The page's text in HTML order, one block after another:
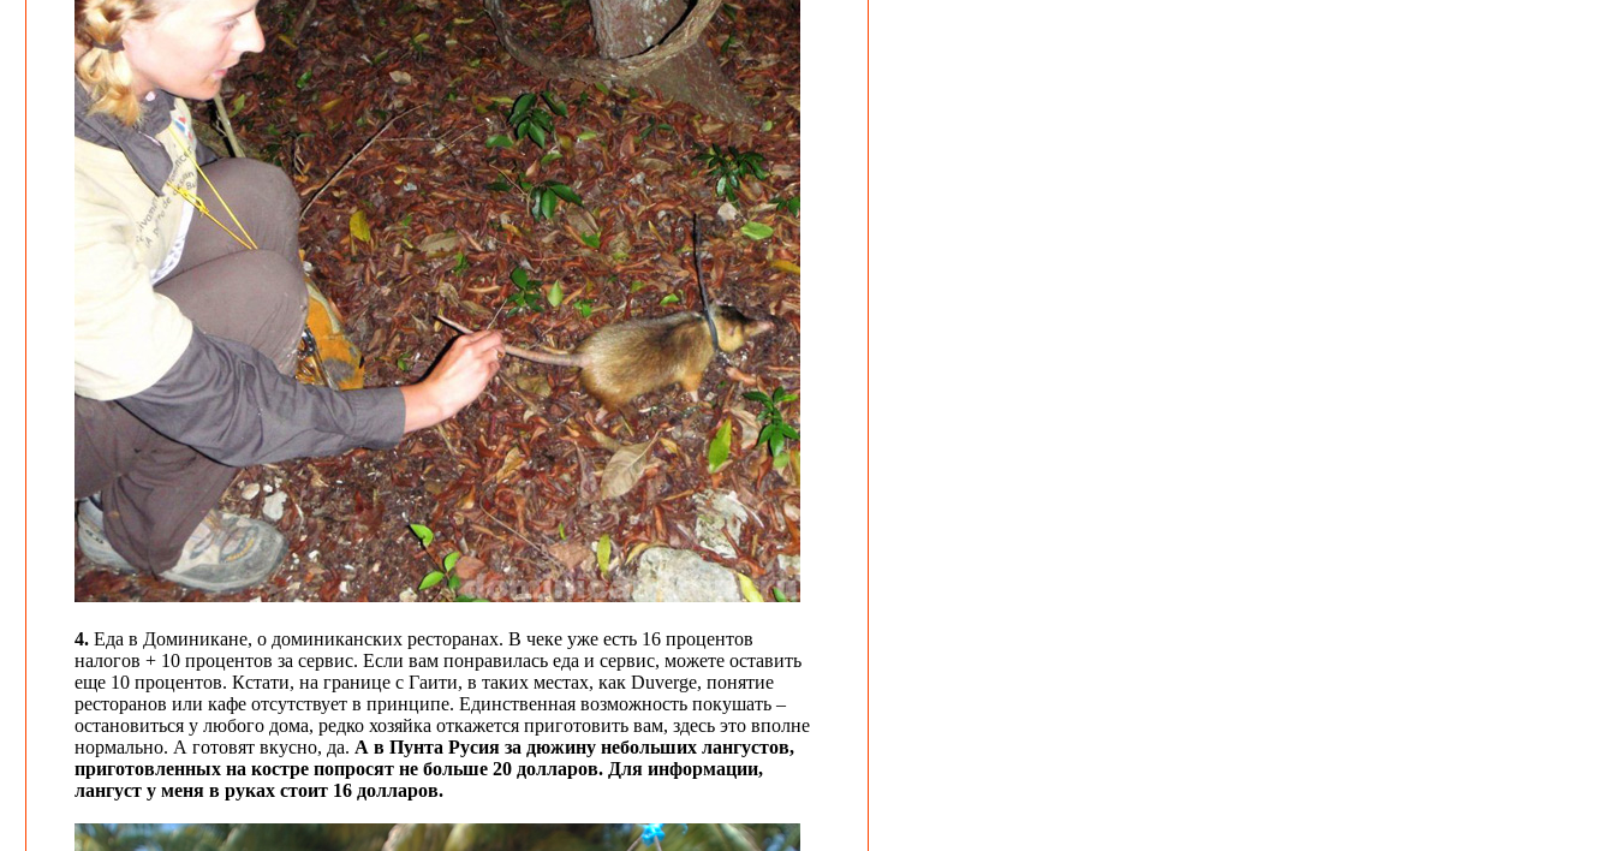
4. Еда в Доминикане, о доминиканских ресторанах. В чеке уже есть 16 процентов
налогов + 10 процентов за сервис. Если вам понравилась еда и сервис, можете оставить
еще 10 процентов. Кстати, на границе с Гаити, в таких местах, как Duverge, понятие
ресторанов или кафе отсутствует в принципе. Единственная возможность покушать –
остановиться у любого дома, редко хозяйка откажется приготовить вам, здесь это вполне
нормально. А готовят вкусно, да. А в Пунта Русия за дюжину небольших лангустов,
приготовленных на костре попросят не больше 20 долларов. Для информации,
лангуст у меня в руках стоит 16 долларов.